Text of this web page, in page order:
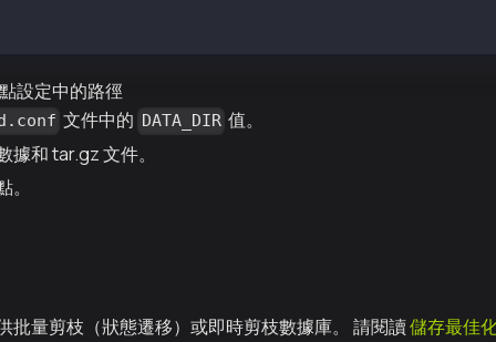
設定中的路徑
文件中的 DATA_DIR 值。
據和 tar.gz 文件。
批量剪枝（狀態遷移）或即時剪枝數據庫。 請閱讀儲存最佳